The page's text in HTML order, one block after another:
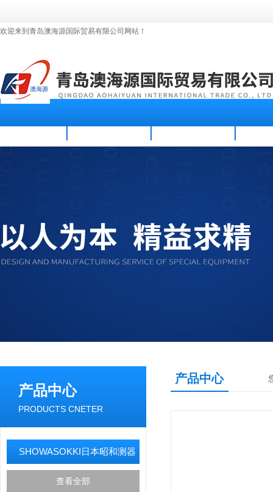
欢迎来到青岛澳海源国际贸易有限公司网站！
产品中心
PRODUCTS CNETER
SHOWASOKKI日本昭和测器
查看全部
产品中心